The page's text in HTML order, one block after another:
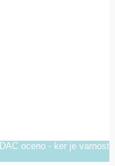
oceno - ker je varnost